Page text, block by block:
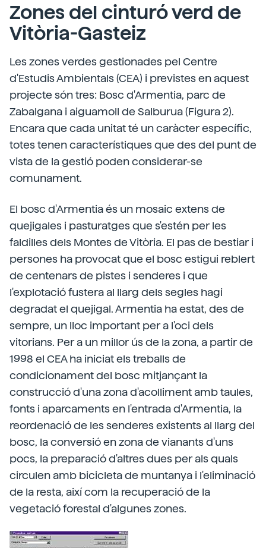
Zones del cinturó verd de
Vitòria-Gasteiz
Les zones verdes gestionades pel Centre
d'Estudis Ambientals (CEA) i previstes en aquest
projecte són tres: Bosc d'Armentia, parc de
Zabalgana i aiguamoll de Salburua (Figura 2).
Encara que cada unitat té un caràcter específic,
totes tenen característiques que des del punt de
vista de la gestió poden considerar-se
comunament.
El bosc d'Armentia és un mosaic extens de
quejigales i pasturatges que s'estén per les
faldilles dels Montes de Vitòria. El pas de bestiar i
persones ha provocat que el bosc estigui reblert
de centenars de pistes i senderes i que
l'explotació fustera al llarg dels segles hagi
degradat el quejigal. Armentia ha estat, des de
sempre, un lloc important per a l'oci dels
vitorians. Per a un millor ús de la zona, a partir de
1998 el CEA ha iniciat els treballs de
condicionament del bosc mitjançant la
construcció d'una zona d'acolliment amb taules,
fonts i aparcaments en l'entrada d'Armentia, la
reordenació de les senderes existents al llarg del
bosc, la conversió en zona de vianants d'uns
pocs, la preparació d'altres dues per als quals
circulen amb bicicleta de muntanya i l'eliminació
de la resta, així com la recuperació de la
vegetació forestal d'algunes zones.